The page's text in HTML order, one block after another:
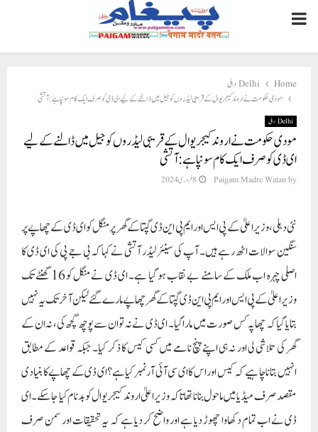
PRIMARY
MENU
Home
Delhi دہلی
مودی حکومت نے اروند کیجریوال کے قریبی لیڈروں کو جیل میں ڈالنے کے لیے ای ڈی کو صرف ایک کام سونپا ہے: آتشی
Delhi دہلی
مودی حکومت نے اروند کیجریوال کے قریبی لیڈروں کو جیل میں ڈالنے کے لیے
ای ڈی کو صرف ایک کام سونپا ہے: آتشی
by
Paigam Madre Watan 8 فروری 2024
نئی دہلی،وزیراعلیٰ کے پی ایس اور ایم پی این ڈی گپتا کے گھر پر منگل کو ای ڈی کے چھاپے پر
سنگین سوالات اٹھ رہے ہیں۔ آپ کی سینئر لیڈر آتشی نے کہا کہ بی جے پی کی ای ڈی کا
اصلی چہرہ اب ملک کے سامنے بے نقاب ہو گیا ہے۔ ای ڈی نے منگل کو 16 گھنٹے تک
وزیراعلیٰ کے پی ایس اور ایم پی این ڈی گپتا کے گھر چھاپے مارے گئے لیکن آخر تک یہ نہیں
بتایا گیا کہ چھاپہ کس صورت میں مارا گیا۔ ای ڈی نے نہ تو ان سے پوچھ گچھ کی، نہ ان کے
گھر کی تلاشی لی اور نہ ہی اپنے پنچ نامے میں کسی کیس کا ذکر کیا۔ جبکہ قواعد کے مطابق
انہیں بتانا چاہیے کہ کیس اور اس کا ای سی آئی آر نمبر کیا ہے؟ای ڈی کے چھاپے کا بنیادی
مقصد صرف میڈیا میں ماحول بنانا تھا تاکہ وزیراعلیٰ اروند کیجریوال کو بدنام کیا جاسکے۔ ای
ڈی نے اب تمام دکھاوا چھوڑ دیا ہے اور واضح کر دیا ہے کہ یہ تحقیقات اور سمن صرف